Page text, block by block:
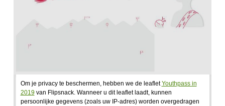
Om je privacy te beschermen, hebben we de leafletYouthpass in
2019van Flipsnack. Wanneer u dit leaflet laadt, kunnen
persoonlijke gegevens (zoals uw IP-adres) worden overgedragen